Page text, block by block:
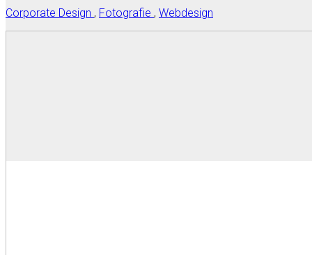
Corporate Design , Fotografie , Webdesign